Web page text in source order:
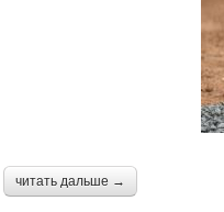
читать дальше →